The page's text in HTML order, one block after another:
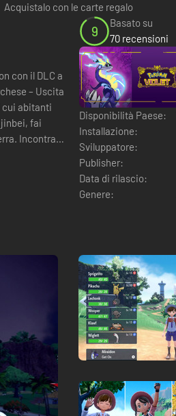
Acquistalo con le carte regalo
con il DLC a
fai
Incontra
9
Basato su
70 recensioni
Disponibilità Paese:
Installazione:
Sviluppatore:
Publisher:
Data di rilascio:
Genere: